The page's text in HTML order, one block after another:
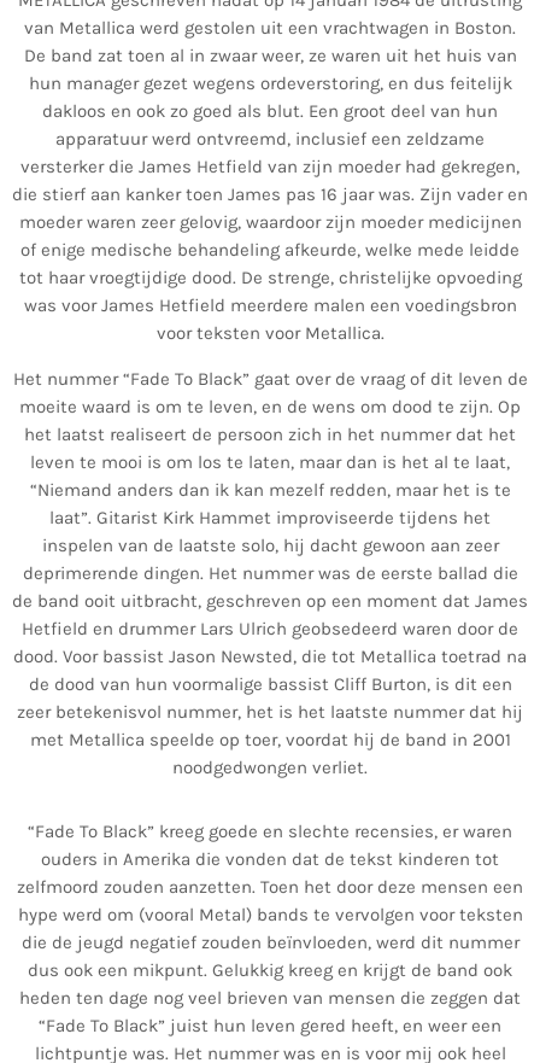
van Metallica werd gestolen uit een vrachtwagen in Boston.
De band zat toen al in zwaar weer, ze waren uit het huis van
hun manager gezet wegens ordeverstoring, en dus feitelijk
dakloos en ook zo goed als blut. Een groot deel van hun
apparatuur werd ontvreemd, inclusief een zeldzame
versterker die James Hetfield van zijn moeder had gekregen,
die stierf aan kanker toen James pas 16 jaar was. Zijn vader en
moeder waren zeer gelovig, waardoor zijn moeder medicijnen
of enige medische behandeling afkeurde, welke mede leidde
tot haar vroegtijdige dood. De strenge, christelijke opvoeding
was voor James Hetfield meerdere malen een voedingsbron
voor teksten voor Metallica.
Het nummer “Fade To Black” gaat over de vraag of dit leven de
moeite waard is om te leven, en de wens om dood te zijn. Op
het laatst realiseert de persoon zich in het nummer dat het
leven te mooi is om los te laten, maar dan is het al te laat,
“Niemand anders dan ik kan mezelf redden, maar het is te
laat”. Gitarist Kirk Hammet improviseerde tijdens het
inspelen van de laatste solo, hij dacht gewoon aan zeer
deprimerende dingen. Het nummer was de eerste ballad die
de band ooit uitbracht, geschreven op een moment dat James
Hetfield en drummer Lars Ulrich geobsedeerd waren door de
dood. Voor bassist Jason Newsted, die tot Metallica toetrad na
de dood van hun voormalige bassist Cliff Burton, is dit een
zeer betekenisvol nummer, het is het laatste nummer dat hij
met Metallica speelde op toer, voordat hij de band in 2001
noodgedwongen verliet.
“Fade To Black” kreeg goede en slechte recensies, er waren
ouders in Amerika die vonden dat de tekst kinderen tot
zelfmoord zouden aanzetten. Toen het door deze mensen een
hype werd om (vooral Metal) bands te vervolgen voor teksten
die de jeugd negatief zouden beïnvloeden, werd dit nummer
dus ook een mikpunt. Gelukkig kreeg en krijgt de band ook
heden ten dage nog veel brieven van mensen die zeggen dat
“Fade To Black” juist hun leven gered heeft, en weer een
lichtpuntje was. Het nummer was en is voor mij ook heel